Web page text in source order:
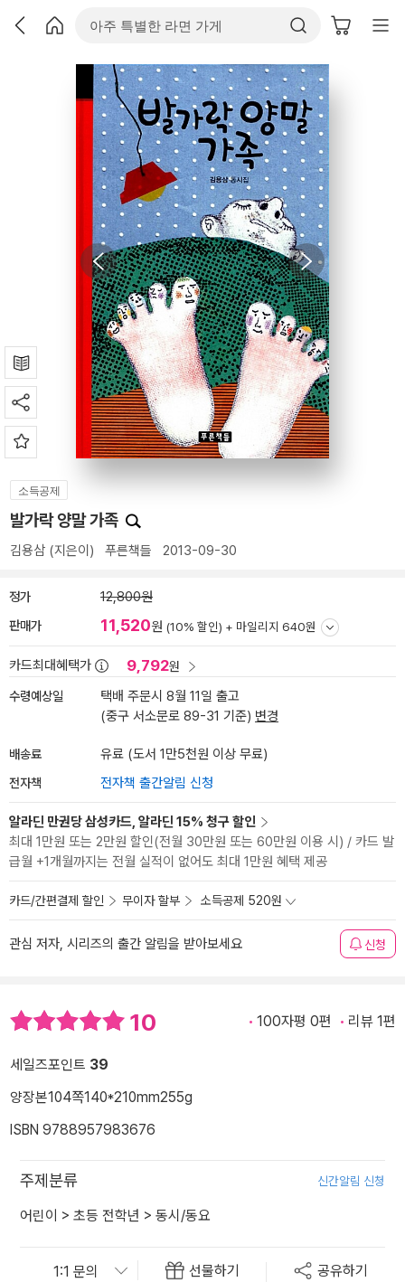
소득공제
발가락 양말 가족
김용삼 (지은이) 푸른책들 2013-09-30
정가 12,800원
판매가 11,520원 (10% 할인) + 마일리지 640원
카드최대혜택가 9,792원
수령예상일
택배 주문시 8월 11일 출고
(중구 서소문로 89-31 기준) 변경
배송료 유료 (도서 1만5천원 이상 무료)
전자책 전자책 출간알림 신청
알라딘 만권당 삼성카드, 알라딘 15% 청구 할인
최대 1만원 또는 2만원 할인(전월 30만원 또는 60만원 이용 시) / 카드 발
급월 +1개월까지는 전월 실적이 없어도 최대 1만원 혜택 제공
카드/간편결제 할인 무이자 할부 소득공제 520원
관심 저자, 시리즈의 출간 알림을 받아보세요 신청
10 100자평 0편 리뷰 1편
세일즈포인트 39
양장본104쪽140*210mm255g
ISBN 9788957983676
주제분류 신간알림 신청
어린이 > 초등 전학년 > 동시/동요
선물하기 공유하기